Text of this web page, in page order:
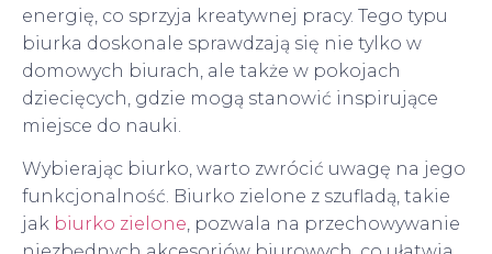
energię, co sprzyja kreatywnej pracy. Tego typu
biurka doskonale sprawdzają się nie tylko w
domowych biurach, ale także w pokojach
dziecięcych, gdzie mogą stanowić inspirujące
miejsce do nauki.
Wybierając biurko, warto zwrócić uwagę na jego
funkcjonalność. Biurko zielone z szufladą, takie
jak biurko zielone, pozwala na przechowywanie